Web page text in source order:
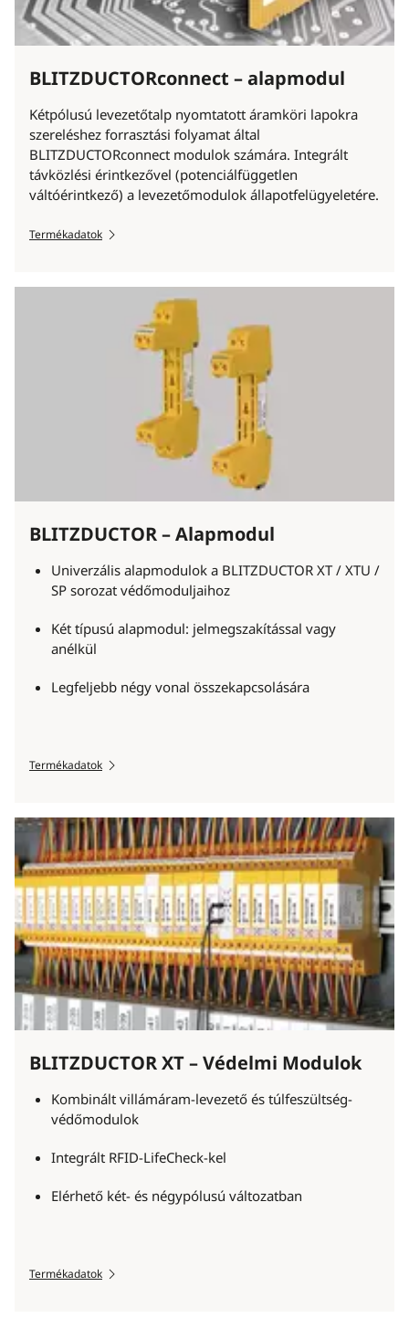
BLITZDUCTORconnect – alapmodul
Kétpólusú levezetőtalp nyomtatott áramköri lapokra
szereléshez forrasztási folyamat által
BLITZDUCTORconnect modulok számára. Integrált
távközlési érintkezővel (potenciálfüggetlen
váltóérintkező) a levezetőmodulok állapotfelügyeletére.
Termékadatok
BLITZDUCTOR – Alapmodul
Univerzális alapmodulok a BLITZDUCTOR XT / XTU /
SP sorozat védőmoduljaihoz
Két típusú alapmodul: jelmegszakítással vagy
anélkül
Legfeljebb négy vonal összekapcsolására
Termékadatok
BLITZDUCTOR XT – Védelmi Modulok
Kombinált villámáram-levezető és túlfeszültség-
védőmodulok
Integrált RFID-LifeCheck-kel
Elérhető két- és négypólusú változatban
Termékadatok